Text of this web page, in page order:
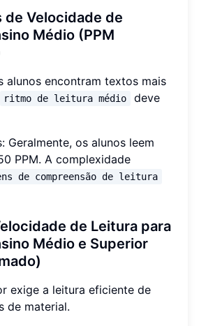
de Velocidade de
Médio (PPM
alunos encontram textos mais
ritmo de leitura médio
deve
Geralmente, os alunos leem
PPM. A complexidade
de compreensão de leitura
de Leitura para
Médio e Superior
exige a leitura eficiente de
de material.